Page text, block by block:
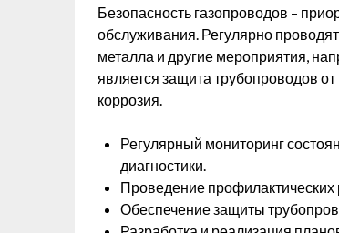
Безопасность газопроводов –
обслуживания. Регулярно
металла и другие мероприятия,
является защита трубопроводов
коррозия.
Регулярный мониторинг
диагностики.
Проведение
Обеспечение защиты